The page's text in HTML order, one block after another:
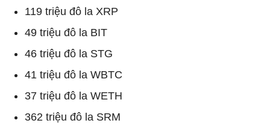
119 triệu đô la XRP
49 triệu đô la BIT
46 triệu đô la STG
41 triệu đô la WBTC
37 triệu đô la WETH
362 triệu đô la SRM